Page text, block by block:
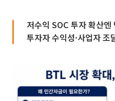
저수익 SOC 투자 확산
투자자 수익성·사업자 조